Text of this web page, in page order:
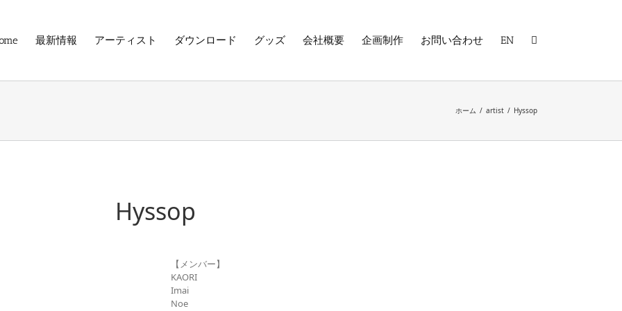
最新情報 アーティスト ダウンロード グッズ 会社概要 企画制作 お問い合わせ EN
ホーム / artist / Hyssop
Hyssop
【メンバー】
KAORI
Imai
Noe